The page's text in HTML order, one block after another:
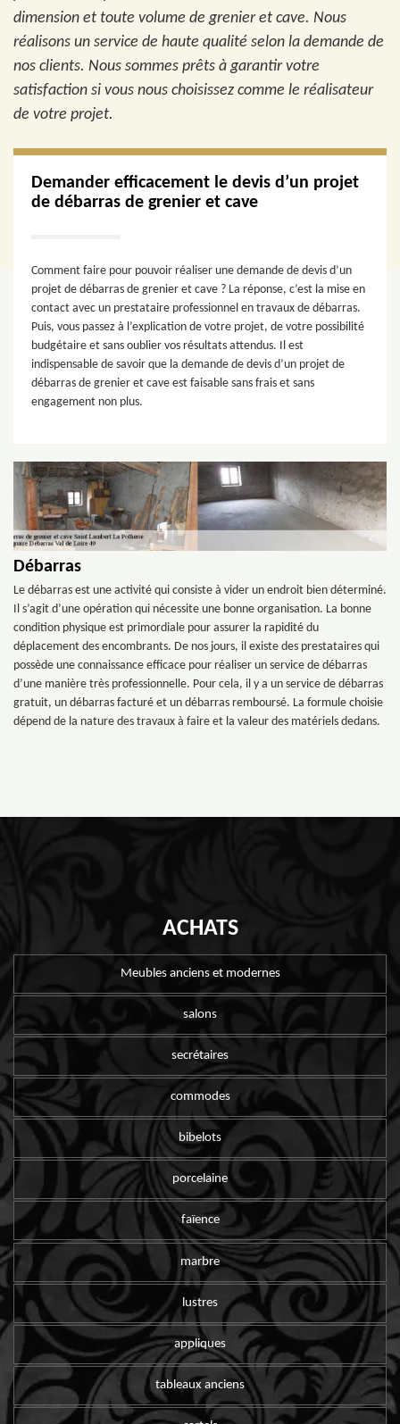
dimension et toute volume de grenier et cave. Nous
réalisons un service de haute qualité selon la demande de
nos clients. Nous sommes prêts à garantir votre
satisfaction si vous nous choisissez comme le réalisateur
de votre projet.
Demander efficacement le devis d’un projet
de débarras de grenier et cave
Comment faire pour pouvoir réaliser une demande de devis d’un
projet de débarras de grenier et cave ? La réponse, c’est la mise en
contact avec un prestataire professionnel en travaux de débarras.
Puis, vous passez à l’explication de votre projet, de votre possibilité
budgétaire et sans oublier vos résultats attendus. Il est
indispensable de savoir que la demande de devis d’un projet de
débarras de grenier et cave est faisable sans frais et sans
engagement non plus.
Débarras
Le débarras est une activité qui consiste à vider un endroit bien déterminé.
Il s’agit d’une opération qui nécessite une bonne organisation. La bonne
condition physique est primordiale pour assurer la rapidité du
déplacement des encombrants. De nos jours, il existe des prestataires qui
possède une connaissance efficace pour réaliser un service de débarras
d’une manière très professionnelle. Pour cela, il y a un service de débarras
gratuit, un débarras facturé et un débarras remboursé. La formule choisie
dépend de la nature des travaux à faire et la valeur des matériels dedans.
ACHATS
Meubles anciens et modernes
salons
secrétaires
commodes
bibelots
porcelaine
faïence
marbre
lustres
appliques
tableaux anciens